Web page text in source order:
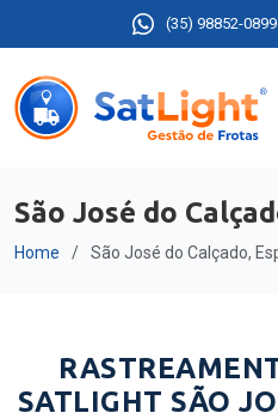
(35) 98852-0899
São José do
Home São José do Calçado,
SATLIGHT SÃO